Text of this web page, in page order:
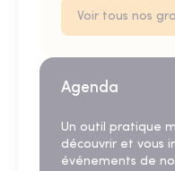
Voir tous nos
Agenda
Un outil pratique
découvrir et vous
événements de